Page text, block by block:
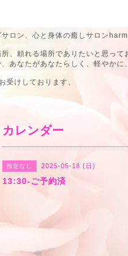
ロン、心と身体の癒しサロン
、頼れる場所でありたいと思って
あなたがあなたらしく、軽やか
けしております、
カレンダー
指定なし 2025-05-18 (日)
13:30-ご予約済